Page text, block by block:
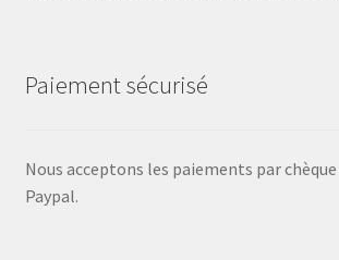
Paiement sécurisé
Nous acceptons les paiements par
Paypal.